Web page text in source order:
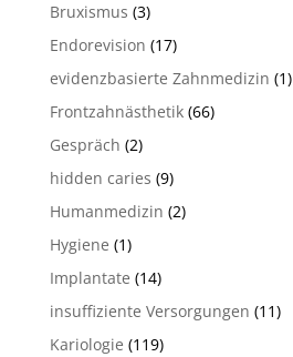
Bruxismus (3)
Endorevision (17)
evidenzbasierte Zahnmedizin (1)
Frontzahnästhetik(66)
Gespräch (2)
hidden caries (9)
Humanmedizin (2)
Hygiene (1)
Implantate (14)
insuffiziente Versorgungen (11)
Kariologie (119)